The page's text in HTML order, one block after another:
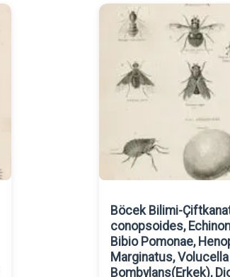
Böcek Bilimi-
conopsoides,
Bibio Pomonae,
Marginatus, Volucella
Bombylans(Erkek),